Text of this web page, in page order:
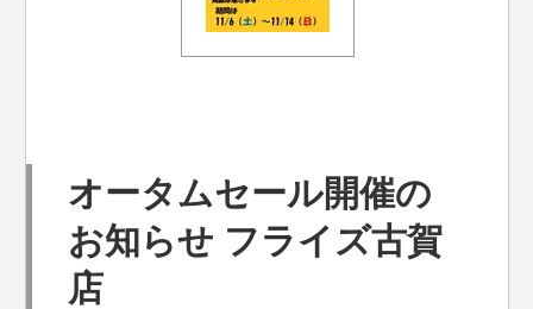
オータムセール開催の
お知らせ フライズ古賀
店